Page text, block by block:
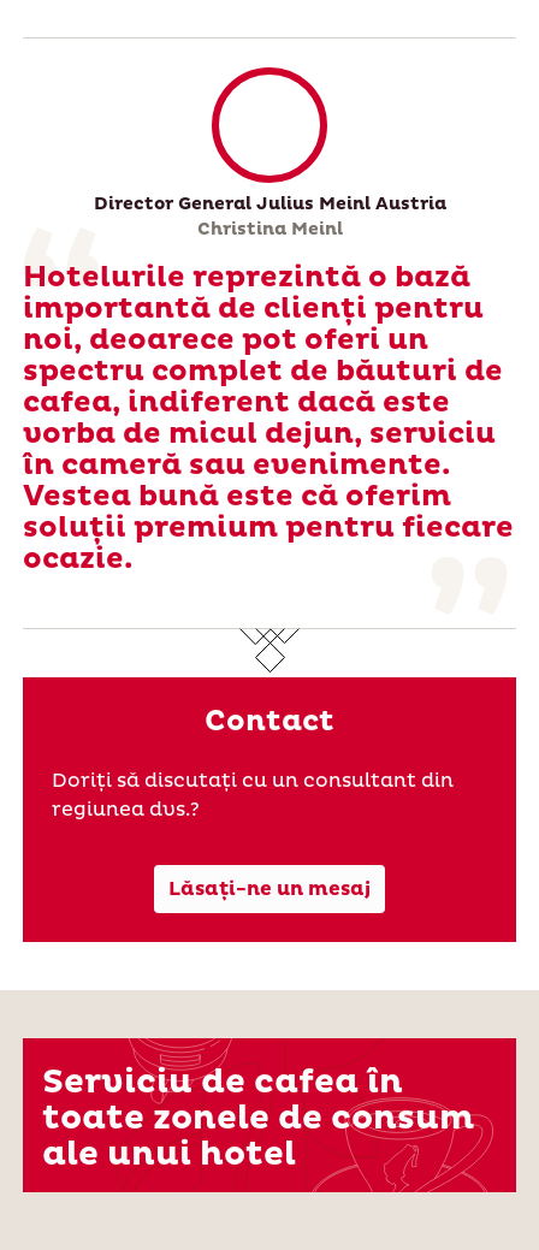
Director General Julius Meinl Austria
Christina Meinl
Hotelurile reprezintă o bază
importantă de clienți pentru
noi, deoarece pot oferi un
spectru complet de băuturi de
cafea, indiferent dacă este
vorba de micul dejun, serviciu
în cameră sau evenimente.
Vestea bună este că oferim
soluții premium pentru fiecare
ocazie.
Contact
Doriți să discutați cu un consultant din
regiunea dvs.?
Lăsați-ne un mesaj
Serviciu de cafea în
toate zonele de consum
ale unui hotel